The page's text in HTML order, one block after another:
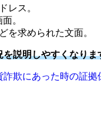
レス。
。
を求められた文面。
説明しやすくなりま
詐欺にあった時の証拠